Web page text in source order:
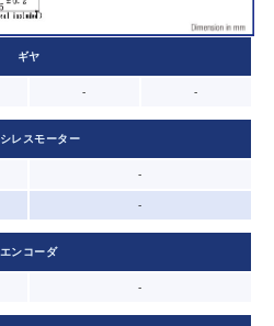
ギヤ
- -
レスモーター
-
-
エンコーダ
-